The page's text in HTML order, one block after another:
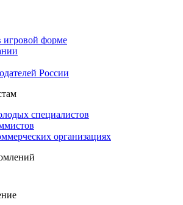
форме
России
специалистов
организациях